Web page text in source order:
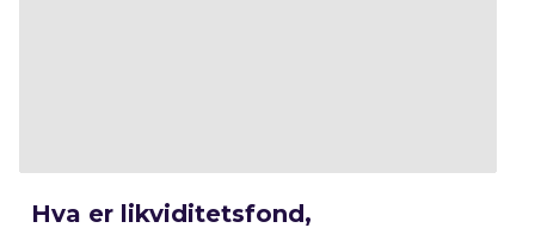
Hva er likviditetsfond,